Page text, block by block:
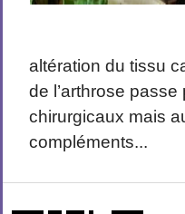
altération du tissu
de l’arthrose
chirurgicaux mais
compléments...